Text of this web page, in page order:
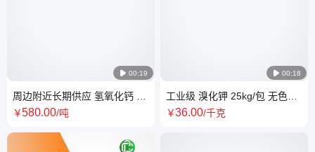
 00:19
周边附近长期供应 氢氧化钙 熟
石灰 消石灰 工业级 路建用
￥580.00/吨
 00:18
工业级 溴化钾 25kg/包 无色结
晶或白色粉末 国标 离子化合物
￥36.00/千克